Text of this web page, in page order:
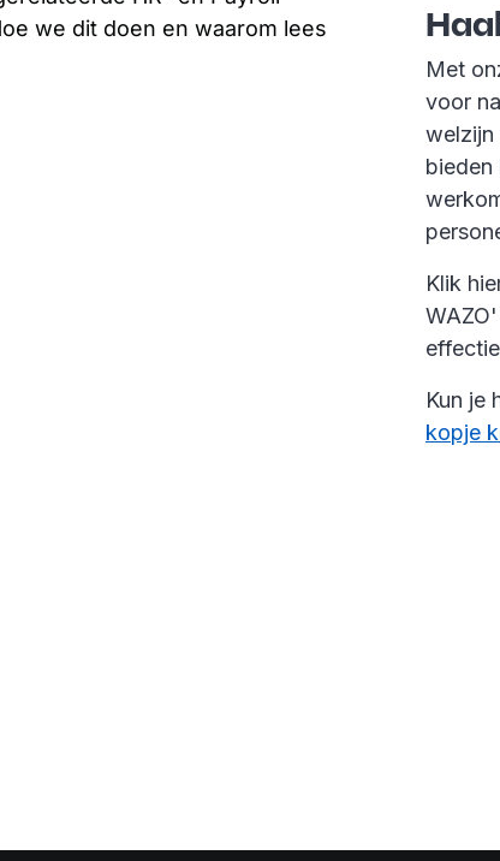
Met
voor
welzijn
bieden
Klik
Kun je
kopje